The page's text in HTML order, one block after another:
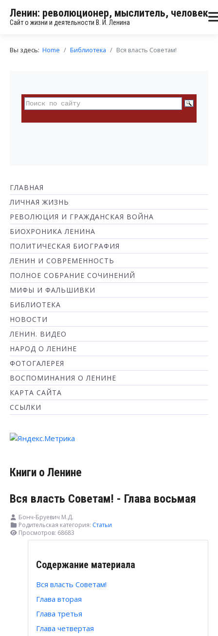
Ленин: революционер, мыслитель, человек
Сайт о жизни и деятельности В. И. Ленина
Вы здесь: Home Библиотека Вся власть Советам!
ГЛАВНАЯ
ЛИЧНАЯ ЖИЗНЬ
РЕВОЛЮЦИЯ И ГРАЖДАНСКАЯ ВОЙНА
БИОХРОНИКА ЛЕНИНА
ПОЛИТИЧЕСКАЯ БИОГРАФИЯ
ЛЕНИН И СОВРЕМЕННОСТЬ
ПОЛНОЕ СОБРАНИЕ СОЧИНЕНИЙ
МИФЫ И ФАЛЬШИВКИ
БИБЛИОТЕКА
НОВОСТИ
ЛЕНИН. ВИДЕО
НАРОД О ЛЕНИНЕ
ФОТОГАЛЕРЕЯ
ВОСПОМИНАНИЯ О ЛЕНИНЕ
КАРТА САЙТА
ССЫЛКИ
Книги о Ленине
Вся власть Советам! - Глава восьмая
Бонч-Бруевич М.Д.
Родительская категория: Статьи
Просмотров: 68683
Содержание материала
Вся власть Советам!
Глава вторая
Глава третья
Глава четвертая